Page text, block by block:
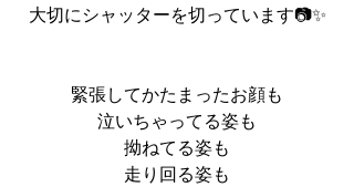
大切にシャッターを切っています📷✨
緊張してかたまったお顔も
泣いちゃってる姿も
拗ねてる姿も
走り回る姿も